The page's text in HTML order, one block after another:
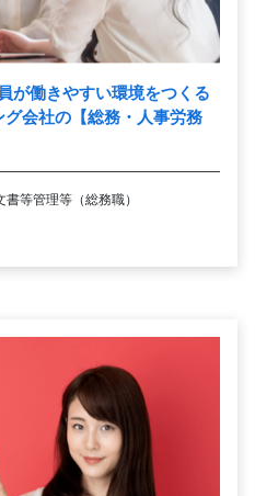
が働きやすい環境をつくる
グ会社の【総務・人事労務
等管理等（総務職）